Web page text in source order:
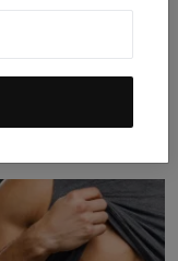
Studi